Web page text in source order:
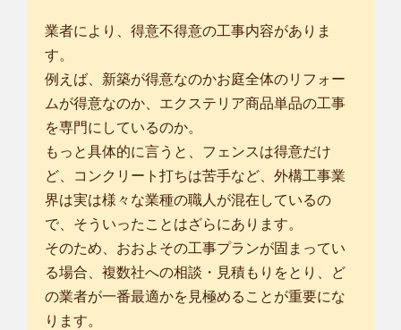
業者により、得意不得意の工事内容がありま
す。
例えば、新築が得意なのかお庭全体のリフォー
ムが得意なのか、エクステリア商品単品の工事
を専門にしているのか。
もっと具体的に言うと、フェンスは得意だけ
ど、コンクリート打ちは苦手など、外構工事業
界は実は様々な業種の職人が混在しているの
で、そういったことはざらにあります。
そのため、おおよその工事プランが固まってい
る場合、複数社への相談・見積もりをとり、ど
の業者が一番最適かを見極めることが重要にな
ります。